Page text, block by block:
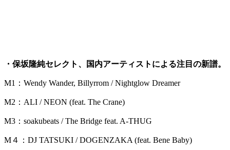
・保坂隆純セレクト、国内アーティストによる注目の新譜。
M1：Wendy Wander, Billyrrom / Nightglow Dreamer
M2：ALI / NEON (feat. The Crane)
M3：soakubeats / The Bridge feat. A-THUG
M４：DJ TATSUKI / DOGENZAKA (feat. Bene Baby)